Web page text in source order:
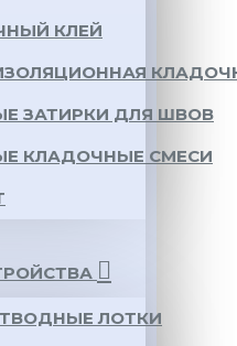
КЛЕЙ
ЗАТИРКИ ДЛЯ ШВОВ
КЛАДОЧНЫЕ СМЕСИ
ЛОТКИ